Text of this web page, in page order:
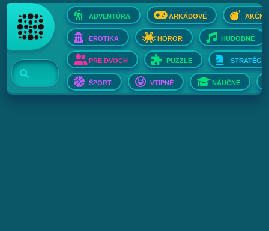
ADVENTÚRA ARKÁDOVÉ AKČNÉ
EROTIKA HOROR HUDOBNÉ
PRE DVOCH PUZZLE STRATÉGIE
ŠPORT VTIPNÉ NÁUČNÉ